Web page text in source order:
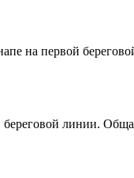
на первой
береговой линии.